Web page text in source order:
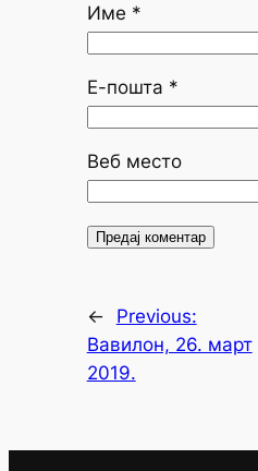
Име *
Е-пошта *
Веб место
←
Previous:
Вавилон, 26. март
2019.